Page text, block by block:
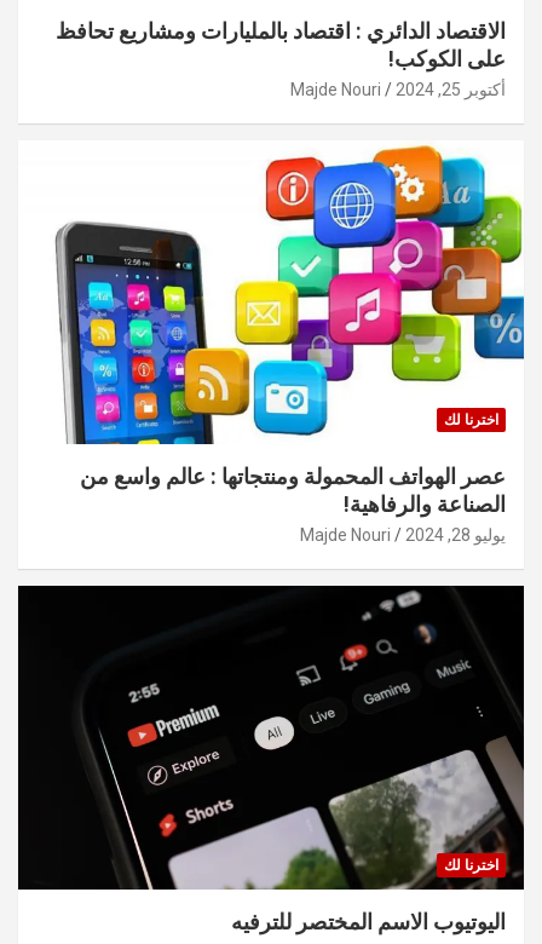
الاقتصاد الدائري : اقتصاد بالمليارات ومشاريع تحافظ
على الكوكب!
أكتوبر 25, 2024 Majde Nouri
اخترنا لك
عصر الهواتف المحمولة ومنتجاتها : عالم واسع من
الصناعة والرفاهية!
يوليو 28, 2024 Majde Nouri
اخترنا لك
اليوتيوب الاسم المختصر للترفيه